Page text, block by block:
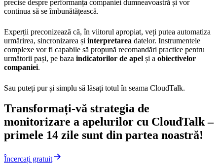
precise despre performanța companiei dumneavoastră și vor
continua să se îmbunătățească.
Experții preconizează că, în viitorul apropiat, veți putea automatiza
urmărirea, sincronizarea și interpretarea datelor. Instrumentele
complexe vor fi capabile să propună recomandări practice pentru
următorii pași, pe baza indicatorilor de apel și a obiectivelor
companiei.
Sau puteți pur și simplu să lăsați totul în seama CloudTalk.
Transformați-vă strategia de
monitorizare a apelurilor cu CloudTalk –
primele 14 zile sunt din partea noastră!
Încercați gratuit